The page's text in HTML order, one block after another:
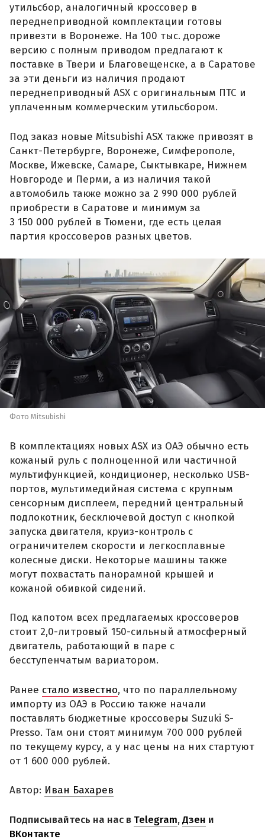
утильсбор, аналогичный кроссовер в
переднеприводной комплектации готовы
привезти в Воронеже. На 100 тыс. дороже
версию с полным приводом предлагают к
поставке в Твери и Благовещенске, а в Саратове
за эти деньги из наличия продают
переднеприводный ASX с оригинальным ПТС и
уплаченным коммерческим утильсбором.
Под заказ новые Mitsubishi ASX также привозят в
Санкт-Петербурге, Воронеже, Симферополе,
Москве, Ижевске, Самаре, Сыктывкаре, Нижнем
Новгороде и Перми, а из наличия такой
автомобиль также можно за 2 990 000 рублей
приобрести в Саратове и минимум за
3 150 000 рублей в Тюмени, где есть целая
партия кроссоверов разных цветов.
Фото Mitsubishi
В комплектациях новых ASX из ОАЭ обычно есть
кожаный руль с полноценной или частичной
мультифункцией, кондиционер, несколько USB-
портов, мультимедийная система с крупным
сенсорным дисплеем, передний центральный
подлокотник, бесключевой доступ с кнопкой
запуска двигателя, круиз-контроль с
ограничителем скорости и легкосплавные
колесные диски. Некоторые машины также
могут похвастать панорамной крышей и
кожаной обивкой сидений.
Под капотом всех предлагаемых кроссоверов
стоит 2,0-литровый 150-сильный атмосферный
двигатель, работающий в паре с
бесступенчатым вариатором.
Ранее стало известно, что по параллельному
импорту из ОАЭ в Россию также начали
поставлять бюджетные кроссоверы Suzuki S-
Presso. Там они стоят минимум 700 000 рублей
по текущему курсу, а у нас цены на них стартуют
от 1 600 000 рублей.
Автор: Иван Бахарев
Подписывайтесь на нас в Telegram,Дзен и
ВКонтакте